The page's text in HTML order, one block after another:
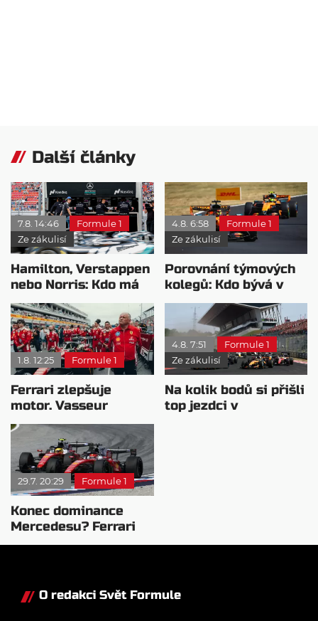
Další články
7.8. 14:46
Formule 1
Ze zákulisí
Hamilton, Verstappen
nebo Norris: Kdo má
nejvyšší plat?
4.8. 6:58
Formule 1
Ze zákulisí
Porovnání týmových
kolegů: Kdo bývá v
sobotu nejrychlejší?
1.8. 12:25 Formule 1
Ferrari zlepšuje
motor. Vasseur
chystá útok na
Mercedes
4.8. 7:51
Formule 1
Ze zákulisí
Na kolik bodů si přišli
top jezdci v
29.7. 20:29 Formule 1
Konec dominance
Mercedesu? Ferrari
se chystá vycenit
O redakci Svět Formule